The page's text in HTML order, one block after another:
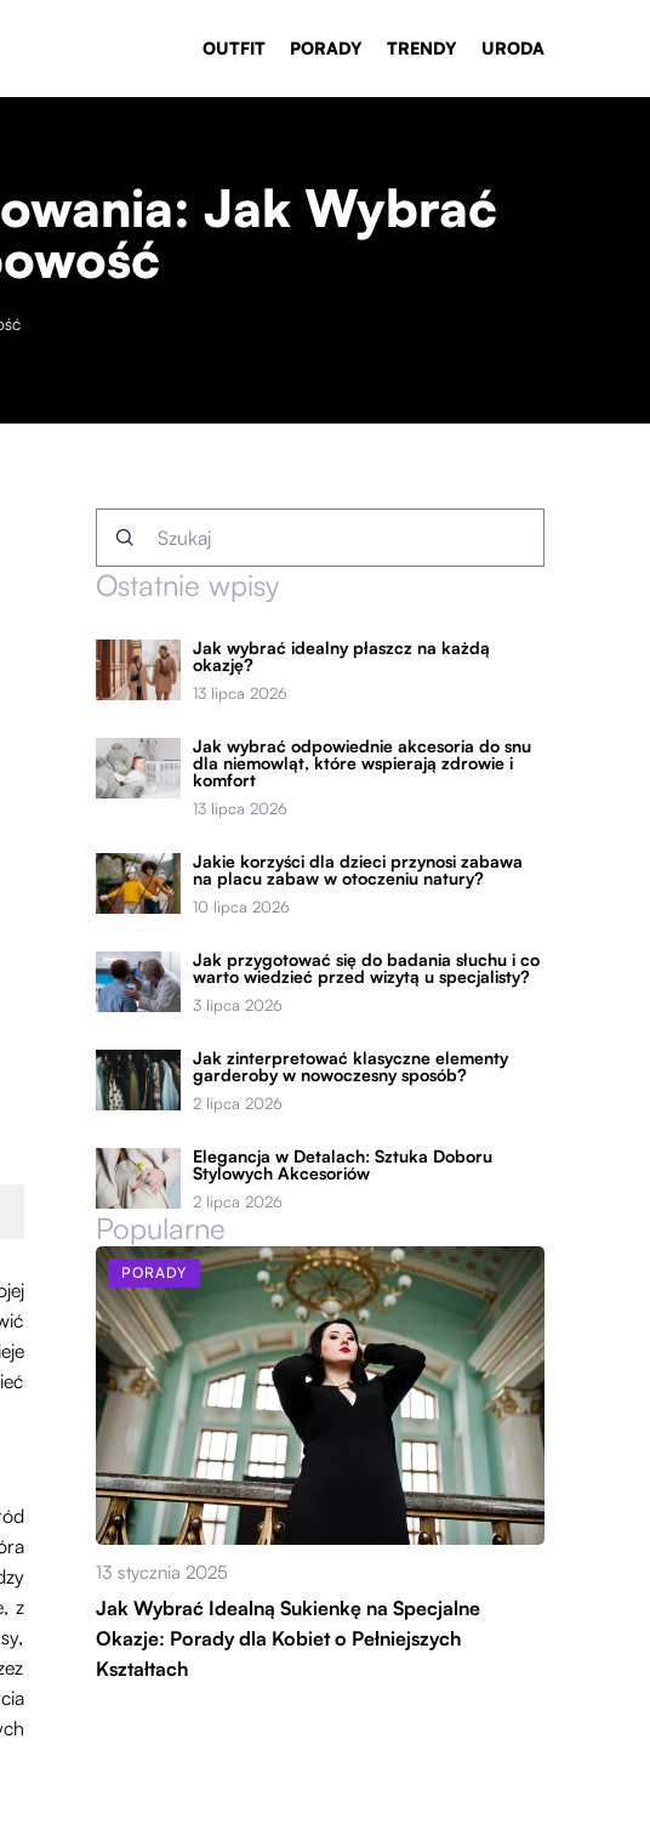
OUTFIT PORADY TRENDY URODA
Jak Wybrać
z
Ostatnie wpisy
Jak wybrać idealny płaszcz na każdą
okazję?
13 lipca 2026
Jak wybrać odpowiednie akcesoria do snu
dla niemowląt, które wspierają zdrowie i
komfort
13 lipca 2026
Jakie korzyści dla dzieci przynosi zabawa
na placu zabaw w otoczeniu natury?
10 lipca 2026
Jak przygotować się do badania słuchu i co
warto wiedzieć przed wizytą u specjalisty?
3 lipca 2026
Jak zinterpretować klasyczne elementy
garderoby w nowoczesny sposób?
2 lipca 2026
Elegancja w Detalach: Sztuka Doboru
Stylowych Akcesoriów
2 lipca 2026
Popularne
PORADY
13 stycznia 2025
Jak Wybrać Idealną Sukienkę na Specjalne
Okazje: Porady dla Kobiet o Pełniejszych
Kształtach